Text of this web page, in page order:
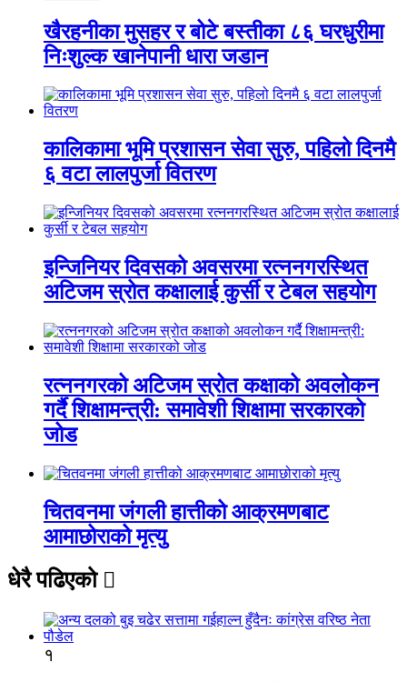
खैरहनीका मुसहर र बोटे बस्तीका ८६ घरधुरीमा
निःशुल्क खानेपानी धारा जडान
कालिकामा भूमि प्रशासन सेवा सुरु, पहिलो दिनमै
६ वटा लालपुर्जा वितरण
इन्जिनियर दिवसको अवसरमा रत्ननगरस्थित
अटिजम स्रोत कक्षालाई कुर्सी र टेबल सहयोग
रत्ननगरको अटिजम स्रोत कक्षाको अवलोकन
गर्दै शिक्षामन्त्री: समावेशी शिक्षामा सरकारको
जोड
चितवनमा जंगली हात्तीको आक्रमणबाट
आमाछोराको मृत्यु
धेरै पढिएको
१